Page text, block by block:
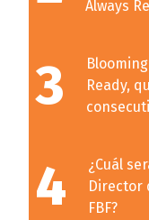
Always
3
Ready,
4
¿Cuál
Director
FBF?